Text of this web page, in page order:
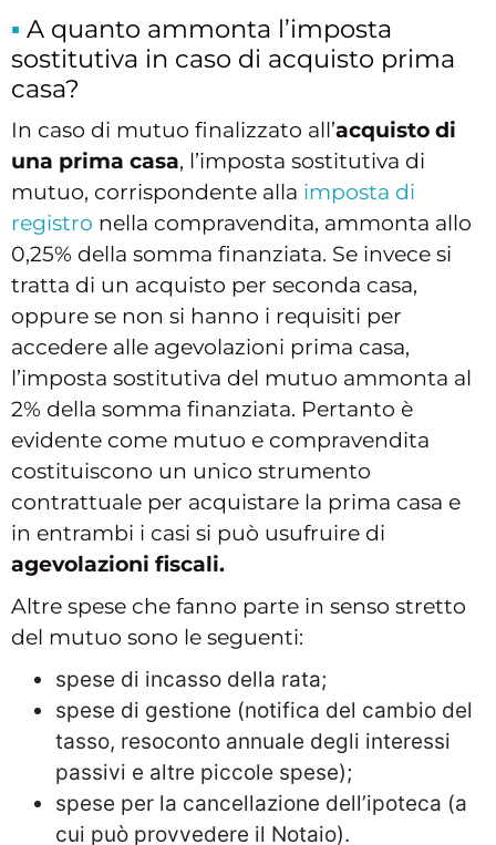
A quanto ammonta l’imposta
sostitutiva in caso di acquisto prima
casa?
In caso di mutuo finalizzato all’acquisto di
una prima casa, l’imposta sostitutiva di
mutuo, corrispondente alla imposta di
registro nella compravendita, ammonta allo
0,25% della somma finanziata. Se invece si
tratta di un acquisto per seconda casa,
oppure se non si hanno i requisiti per
accedere alle agevolazioni prima casa,
l’imposta sostitutiva del mutuo ammonta al
2% della somma finanziata. Pertanto è
evidente come mutuo e compravendita
costituiscono un unico strumento
contrattuale per acquistare la prima casa e
in entrambi i casi si può usufruire di
agevolazioni fiscali.
Altre spese che fanno parte in senso stretto
del mutuo sono le seguenti:
spese di incasso della rata;
spese di gestione (notifica del cambio del
tasso, resoconto annuale degli interessi
passivi e altre piccole spese);
spese per la cancellazione dell’ipoteca (a
cui può provvedere il Notaio).